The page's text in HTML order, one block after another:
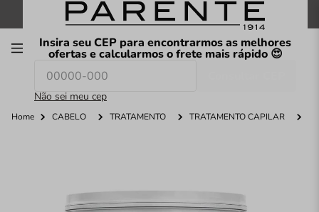
FRETE GRÁTIS nas compras a partir de R$199
Insira seu CEP para encontrarmos as melhores
ofertas e calcularmos o frete mais rápido 😍
Não sei meu cep
O que você procura hoje?
Home CABELO TRATAMENTO TRATAMENTO CAPILAR